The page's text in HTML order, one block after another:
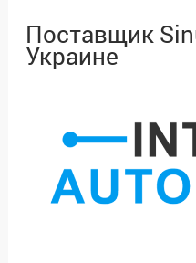
Поставщик
Украине